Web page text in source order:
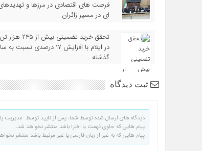
فرصت‌ های اقتصادی در مرزها و
ای در مسیر زائران
تحقق خرید تضمینی بیش
در ایلام با افزایش ۱۷ درصدی نسبت
گذشته
ثبت دیدگاه
دیدگاه های ارسال شده توسط شما، پس از تایید توسط مدیریت
پیام هایی که حاوی تهمت یا افترا باشد منتشر نخواهد شد.
پیام هایی که به غیر از زبان فارسی یا غیر مرتبط باشد منتشر